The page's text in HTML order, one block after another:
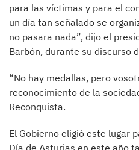
para las víctimas y para el
un día tan señalado se
no pasara nada”, dijo el
Barbón, durante su discurso
“No hay medallas, pero
reconocimiento de la
Reconquista.
El Gobierno eligió este lugar
Día de Asturias en este año